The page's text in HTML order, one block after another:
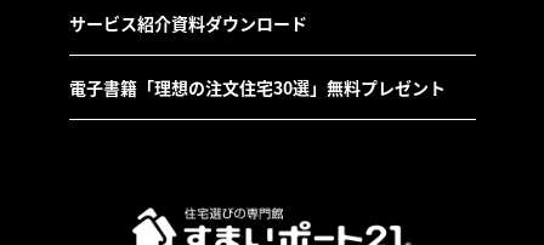
サービス紹介資料ダウンロード
電子書籍「理想の注文住宅30選」無料プレゼント